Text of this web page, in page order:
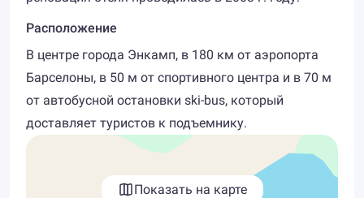
Расположение
В центре города Энкамп, в 180 км от аэропорта
Барселоны, в 50 м от спортивного центра и в 70 м
от автобусной остановки ski-bus, который
доставляет туристов к подъемнику.
Показать на карте